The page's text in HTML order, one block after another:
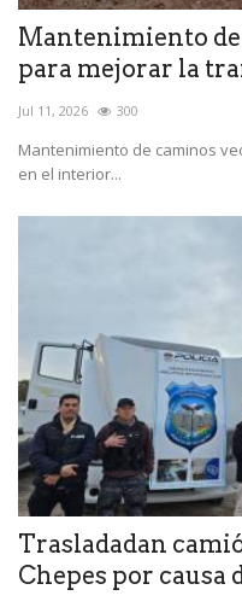
Mantenimiento
para mejorar la
Jul 11, 2026 300
Mantenimiento de caminos
en el interior...
Trasladadan
Chepes por causa